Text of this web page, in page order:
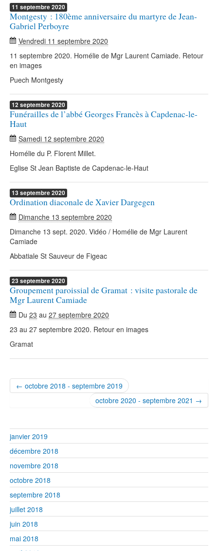
11 septembre2020
Montgesty : 180ème anniversaire du martyre de Jean-
Gabriel Perboyre
Vendredi 11 septembre 2020
11 septembre 2020. Homélie de Mgr Laurent Camiade. Retour
en images
Puech Montgesty
12 septembre2020
Funérailles de l’abbé Georges Francès à Capdenac-le-
Haut
Samedi 12 septembre 2020
Homélie du P. Florent Millet.
Eglise St Jean Baptiste de Capdenac-le-Haut
13 septembre2020
Ordination diaconale de Xavier Dargegen
Dimanche 13 septembre 2020
Dimanche 13 sept. 2020. Vidéo / Homélie de Mgr Laurent
Camiade
Abbatiale St Sauveur de Figeac
23 septembre2020
Groupement paroissial de Gramat : visite pastorale de
Mgr Laurent Camiade
Du 23 au 27 septembre 2020
23 au 27 septembre 2020. Retour en images
Gramat
← octobre 2018 - septembre 2019
octobre 2020 - septembre 2021 →
janvier 2019
décembre 2018
novembre 2018
octobre 2018
septembre 2018
juillet 2018
juin 2018
mai 2018